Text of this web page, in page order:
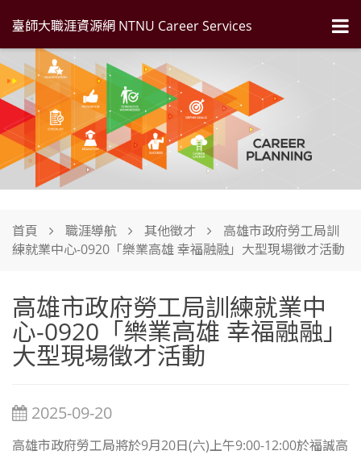
臺師大職涯資源網 NTNU Career Services
首頁 職涯導航 其他徵才
高雄市政府勞工局訓
練就業中心-0920「樂業高雄 幸福融融」大型現場徵才活動
高雄市政府勞工局訓練就業中
心-0920「樂業高雄 幸福融融」
大型現場徵才活動
2025-09-20
高雄市政府勞工局將於9月20日(六)上午9:00-12:00於福誠高